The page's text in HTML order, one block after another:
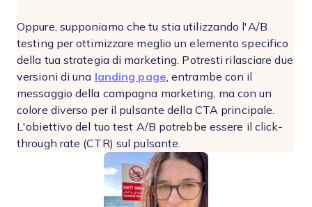
Oppure, supponiamo che tu stia utilizzando l'A/B
testing per ottimizzare meglio un elemento specifico
della tua strategia di marketing. Potresti rilasciare due
versioni di una landing page , entrambe con il
messaggio della campagna marketing, ma con un
colore diverso per il pulsante della CTA principale.
L'obiettivo del tuo test A/B potrebbe essere il click-
through rate (CTR) sul pulsante.